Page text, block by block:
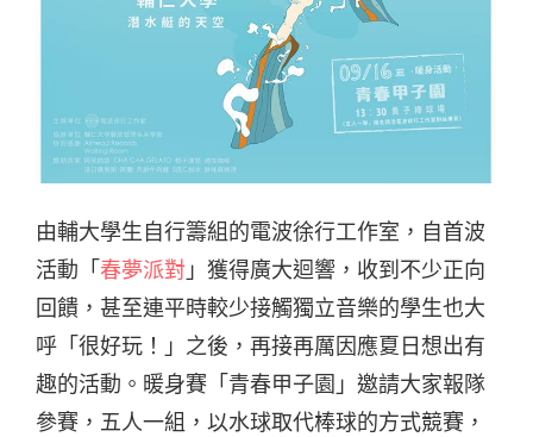
由輔大學生自行籌組的電波徐行工作室，自首波
活動「 春夢派對 」獲得廣大迴響，收到不少正向
回饋，甚至連平時較少接觸獨立音樂的學生也大
呼「很好玩！」之後，再接再厲因應夏日想出有
趣的活動。暖身賽「青春甲子園」邀請大家報隊
參賽，五人一組，以水球取代棒球的方式競賽，